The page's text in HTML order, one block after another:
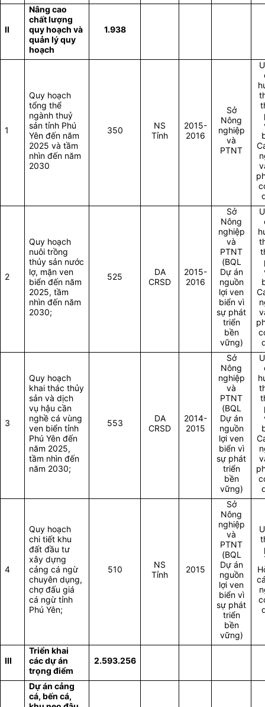
II
Nâng cao
chất lượng
quy hoạch và
quản lý quy
hoạch
1.938
1
Quy hoạch
tổng thể
ngành thuỷ
sản tỉnh Phú
Yên đến năm
2025 và tầm
nhìn đến năm
2030
350
NS
Tỉnh
2015-
2016
Sở
Nông
nghiệp
và
PTNT
2
Quy hoạch
nuôi trồng
thủy sản nước
lợ, mặn ven
biển đến năm
2025, tầm
nhìn đến năm
2030;
525
DA
CRSD
2015-
2016
Sở
Nông
nghiệp
và
PTNT
(BQL
Dự án
nguồn
lợi ven
biển vì
sự phát
triển
bền
vững)
3
Quy hoạch
khai thác thủy
sản và dịch
vụ hậu cần
nghề cá vùng
ven biển tỉnh
Phú Yên đến
năm 2025,
tầm nhìn đến
năm 2030;
553
DA
CRSD
2014-
2015
Sở
Nông
nghiệp
và
PTNT
(BQL
Dự án
nguồn
lợi ven
biển vì
sự phát
triển
bền
vững)
4
Quy hoạch
chi tiết khu
đất đầu tư
xây dựng
cảng cá ngừ
chuyên dụng,
chợ đấu giá
cá ngừ tỉnh
Phú Yên;
510
NS
Tỉnh
2015
Sở
Nông
nghiệp
và
PTNT
(BQL
Dự án
nguồn
lợi ven
biển vì
sự phát
triển
bền
vững)
III
Triển khai
các dự án
trọng điểm
2.593.256
Dự án cảng
cá, bến cá,